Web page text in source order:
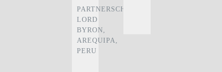
PARTNERSCHULE
LORD
BYRON,
AREQUIPA,
PERU